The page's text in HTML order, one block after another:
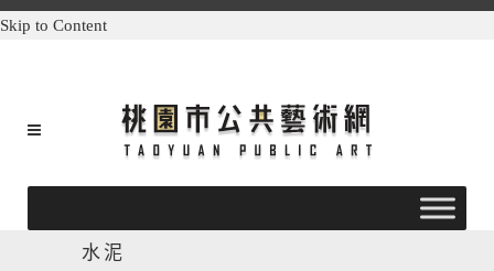
Skip to Content
水泥